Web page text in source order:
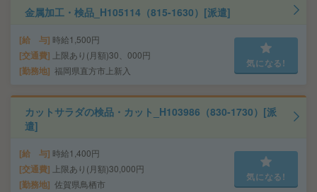
金属加工・検品_H105114（815-1630）[派遣]
給 与 時給1,500円
交通費 上限あり(月額)30、000円
勤務地 福岡県直方市上新入
気になる!
カットサラダの検品・カット_H103986（830-1730）[派
遣]
給 与 時給1,400円
交通費 上限あり(月額)30,000円
勤務地 佐賀県鳥栖市
気になる!